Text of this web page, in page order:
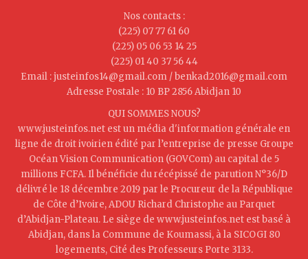
Nos contacts :
(225) 07 77 61 60
(225) 05 06 53 14 25
(225) 01 40 37 56 44
Email : justeinfos14@gmail.com / benkad2016@gmail.com
Adresse Postale : 10 BP 2856 Abidjan 10
QUI SOMMES NOUS?
www.justeinfos.net est un média d'information générale en
ligne de droit ivoirien édité par l’entreprise de presse Groupe
Océan Vision Communication (GOVCom) au capital de 5
millions FCFA. Il bénéficie du récépissé de parution N°36/D
délivré le 18 décembre 2019 par le Procureur de la République
de Côte d’Ivoire, ADOU Richard Christophe au Parquet
d’Abidjan-Plateau. Le siège de www.justeinfos.net est basé à
Abidjan, dans la Commune de Koumassi, à la SICOGI 80
logements, Cité des Professeurs Porte 3133.